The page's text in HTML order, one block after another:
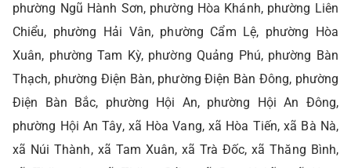
phường Ngũ Hành Sơn, phường Hòa Khánh, phường Liên
Chiểu, phường Hải Vân, phường Cẩm Lệ, phường Hòa
Xuân, phường Tam Kỳ, phường Quảng Phú, phường Bàn
Thạch, phường Điện Bàn, phường Điện Bàn Đông, phường
Điện Bàn Bắc, phường Hội An, phường Hội An Đông,
phường Hội An Tây, xã Hòa Vang, xã Hòa Tiến, xã Bà Nà,
xã Núi Thành, xã Tam Xuân, xã Trà Đốc, xã Thăng Bình,